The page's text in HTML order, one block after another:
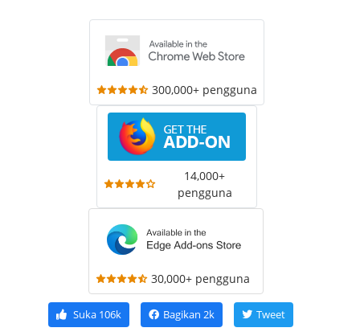
300,000+ pengguna
14,000+
pengguna
30,000+ pengguna
Suka106k Bagikan 2k Tweet